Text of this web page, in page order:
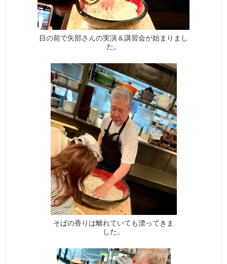
目の前で矢部さんの実演＆講習会が始まりまし
た。
そばの香りは離れていても漂ってきま
した。